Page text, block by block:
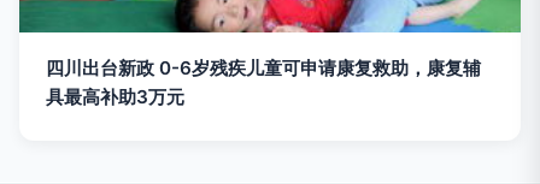
四川出台新政 0-6岁残疾儿童可申请康复救助，康复辅
具最高补助3万元